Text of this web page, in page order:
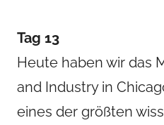
Tag 13
Heute haben wir das
and Industry in
eines der größten